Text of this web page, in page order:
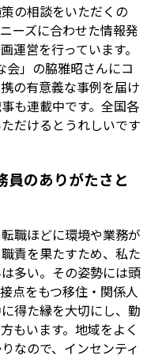
の相談をいただくの
ーズに合わせた情報発
運営を行っています。
会」の脇雅昭さんにコ
の有意義な事例を届け
も連載中です。全国各
だけるとうれしいです
員のありがたさと
職ほどに環境や業務が
責を果たすため、私た
多い。その姿勢には頭
点をもつ移住・関係人
得た縁を大切にし、勤
もいます。地域をよく
なので、インセンティ